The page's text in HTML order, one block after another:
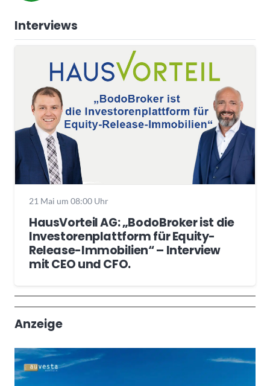
Interviews
21 Mai um 08:00 Uhr
HausVorteil AG: „BodoBroker ist die
Investorenplattform für Equity-
Release-Immobilien“ – Interview
mit CEO und CFO.
Wochenrückblick
Trendthemen
Anzeige